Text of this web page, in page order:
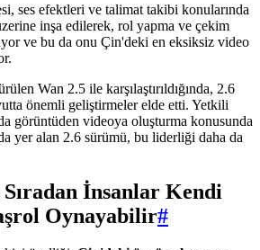
ses efektleri ve talimat takibi konularında
inşa edilerek, rol yapma ve çekim
ve bu da onu Çin'deki en eksiksiz video
Wan 2.5 ile karşılaştırıldığında, 2.6
önemli geliştirmeler elde etti. Yetkili
görüntüden videoya oluşturma konusunda
yer alan 2.6 sürümü, bu liderliği daha da
İnsanlar Kendi
Oynayabilir#